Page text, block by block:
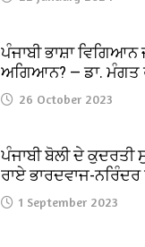
ਪੰਜਾਬੀ ਭਾਸ਼ਾ ਵਿਗਿਆਨ
ਅਗਿਆਨ? — ਡਾ. ਮੰਗਤ
26 October 2023
ਪੰਜਾਬੀ ਬੋਲੀ ਦੇ
ਰਾਏ ਭਾਰਦਵਾਜ-
1 September 2023